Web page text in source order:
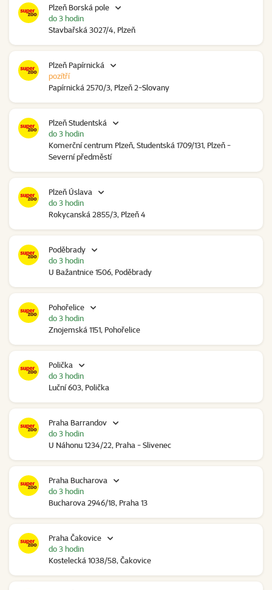
Plzeň Borská pole
Stavbařská 3027/4, Plzeň
do 3 hodin
Plzeň Papírnická
Papírnická 2570/3, Plzeň 2-Slovany
pozítří
Plzeň Studentská
Komerční centrum Plzeň, Studentská 1709/131, Plzeň -
Severní předměstí
do 3 hodin
Plzeň Úslava
Rokycanská 2855/3, Plzeň 4
do 3 hodin
Poděbrady
U Bažantnice 1506, Poděbrady
do 3 hodin
Pohořelice
Znojemská 1151, Pohořelice
do 3 hodin
Polička
Luční 603, Polička
do 3 hodin
Praha Barrandov
U Náhonu 1234/22, Praha - Slivenec
do 3 hodin
Praha Bucharova
Bucharova 2946/18, Praha 13
do 3 hodin
Praha Čakovice
Kostelecká 1038/58, Čakovice
do 3 hodin